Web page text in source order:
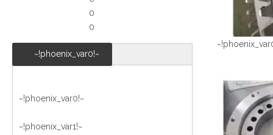
0
0
~!phoenix_var0!~
~!phoenix_var0!~
~!phoenix_var1!~